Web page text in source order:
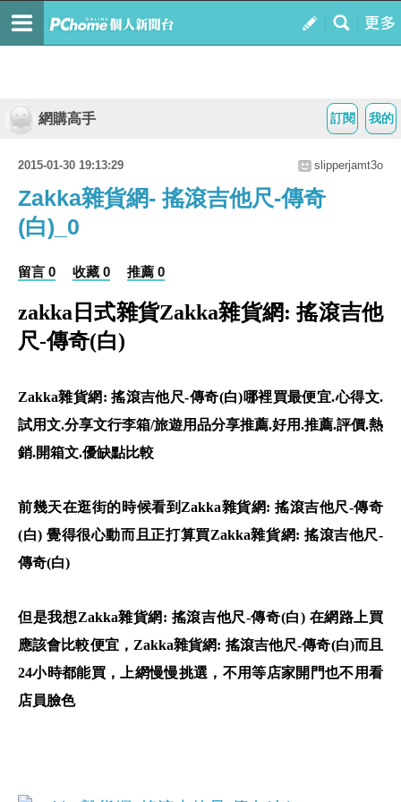
我的
訂閱
網購高手
2015-01-30 19:13:29 slipperjamt3o
Zakka雜貨網- 搖滾吉他尺-傳奇
(白)_0
留言 0 收藏 0 推薦 0
zakka日式雜貨Zakka雜貨網: 搖滾吉他
尺-傳奇(白)
Zakka雜貨網: 搖滾吉他尺-傳奇(白)哪裡買最便宜.心得文.
試用文.分享文行李箱/旅遊用品分享推薦.好用.推薦.評價.熱
銷.開箱文.優缺點比較
前幾天在逛街的時候看到Zakka雜貨網: 搖滾吉他尺-傳奇
(白) 覺得很心動而且正打算買Zakka雜貨網: 搖滾吉他尺-
傳奇(白)
但是我想Zakka雜貨網: 搖滾吉他尺-傳奇(白) 在網路上買
應該會比較便宜，Zakka雜貨網: 搖滾吉他尺-傳奇(白)而且
24小時都能買，上網慢慢挑選，不用等店家開門也不用看
店員臉色